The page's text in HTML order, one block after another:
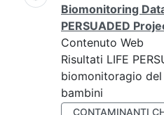
Biomonitoring
PERSUADED
Contenuto Web
Risultati LIFE
biomonitoragio
bambini
CONTAMINANTI